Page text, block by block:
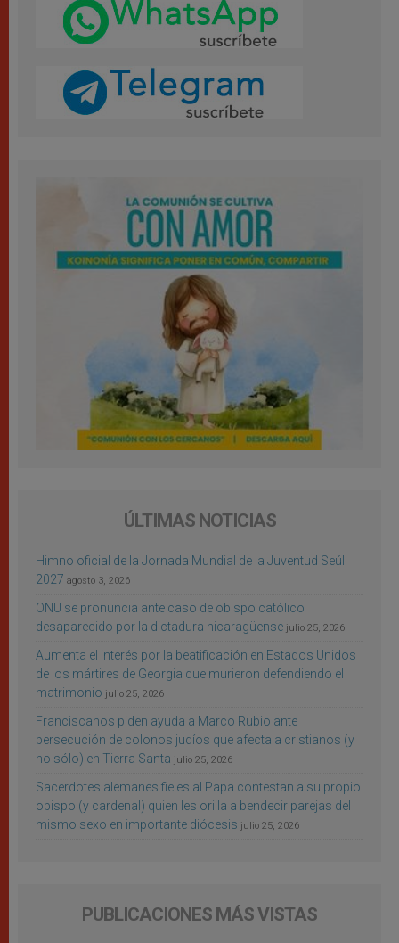
ÚLTIMAS NOTICIAS
Himno oficial de la Jornada Mundial de la Juventud Seúl
2027 agosto 3, 2026
ONU se pronuncia ante caso de obispo católico
desaparecido por la dictadura nicaragüense julio 25, 2026
Aumenta el interés por la beatificación en Estados Unidos
de los mártires de Georgia que murieron defendiendo el
matrimonio julio 25, 2026
Franciscanos piden ayuda a Marco Rubio ante
persecución de colonos judíos que afecta a cristianos (y
no sólo) en Tierra Santa julio 25, 2026
Sacerdotes alemanes fieles al Papa contestan a su propio
obispo (y cardenal) quien les orilla a bendecir parejas del
mismo sexo en importante diócesis julio 25, 2026
PUBLICACIONES MÁS VISTAS